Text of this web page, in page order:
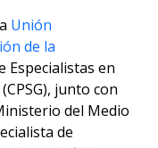
Unión
de la
Especialistas en
junto con
del Medio
de